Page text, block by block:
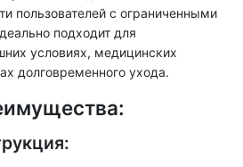
пользователей с ограниченными
подходит для
условиях, медицинских
долговременного ухода.